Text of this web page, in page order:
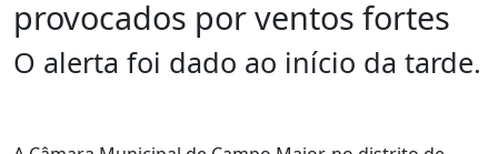
provocados por ventos fortes
O alerta foi dado ao início da tarde.